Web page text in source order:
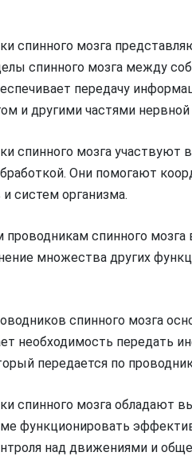
спинного мозга
спинного мозга между
передачу
и другими частями
спинного мозга участвуют
Они помогают
систем организма.
проводникам спинного
множества других
спинного мозга
необходимость передать
передается по
спинного мозга обладают
функционировать
над движениями и